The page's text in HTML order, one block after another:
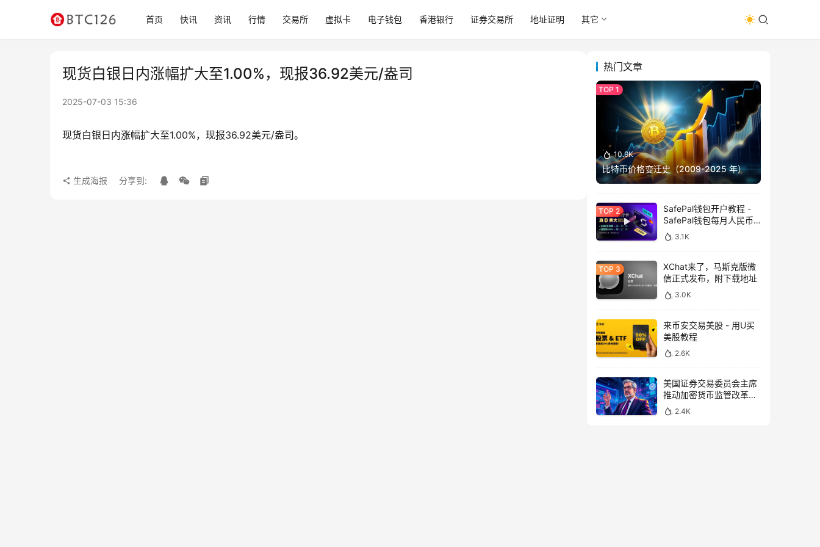
首页 快讯 资讯 行情 交易所 虚拟卡 电子钱包 香港银行 证券交易所 地址证明 其它
现货白银日内涨幅扩大至1.00%，现报36.92美元/盎司
2025-07-03 15:36
现货白银日内涨幅扩大至1.00%，现报36.92美元/盎司。
生成海报 分享到:
热门文章
10.9K
比特币价格变迁史（2009-2025 年）
SafePal钱包开户教程 -
SafePal钱包每月人民币
消费前666U享受汇损补
贴
3.1K
XChat来了，马斯克版微
信正式发布，附下载地址
3.0K
来币安交易美股 - 用U买
美股教程
2.6K
美国证券交易委员会主席
推动加密货币监管改革，
力求未来验证
2.4K